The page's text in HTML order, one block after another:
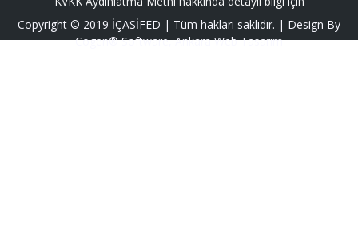
Copyright © 2019 İÇASİFED | Tüm hakları saklıdır. | Design By
Cogen® Software,Ankara Web Tasarım